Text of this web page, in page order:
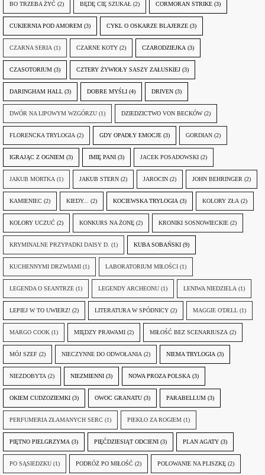
BO TRZEBA ŻYĆ (2) BĘDĘ CIĘ SZUKAŁ (2) CORMORAN STRIKE (3)
CUKIERNIA POD AMOREM (3) CYKL O OSKARZE BLAJERZE (3)
CZARNA SERIA (1) CZARNE KOTY (2) CZARODZIEJKA (3)
CZASOTORIUM (3) CZTERY ŻYWIOŁY SASZY ZAŁUSKIEJ (3)
DARINGHAM HALL (3) DOBRE MYŚLI (4) DRIVEN (3)
DWÓR NA LIPOWYM WZGÓRZU (1) DZIEDZICTWO VON BECKÓW (2)
FLORENCKA TRYLOGIA (2) GDY OPADŁY EMOCJE (3) GORDIAN (2)
IGRAJĄC Z OGNIEM (3) IMIĘ PANI (3) JACEK POSADOWSKI (2)
JAKUB MORTKA (1) JAKUB STERN (2) JAROCIN (2) JOHN BEHRINGER (2)
KAMIENIEC (2) KIEDY... (2) KOCIEWSKA TRYLOGIA (3) KOLORY ZŁA (2)
KOLORY UCZUĆ (2) KONKURS NA ŻONĘ (2) KRONIKI SOSNOWIECKIE (2)
KRYMINALNE PRZYPADKI DAISY D. (1) KUBA SOBAŃSKI (9)
KUCHENNYMI DRZWIAMI (1) LABORATORIUM MIŁOŚCI (1)
LEGENDA O SEANTRZE (1) LEGENDY ARCHEONU (1) LENIWA NIEDZIELA (1)
LEPIEJ W TO UWIERZ! (2) LITERATURA W SPÓDNICY (2) MAGGIE O'DELL (1)
MARGO COOK (1) MIĘDZY PRAWAMI (2) MIŁOŚĆ BEZ SCENARIUSZA (2)
MÓJ SZEF (2) NIECZYNNE DO ODWOŁANIA (2) NIEMA TRYLOGIA (3)
NIEZDOBYTA (2) NIEZMIENNI (3) NOWA PROZA POLSKA (3)
OKIEM CUDZOZIEMKI (3) OWOC GRANATU (3) PARABELLUM (3)
PERFUMERIA ZŁAMANYCH SERC (1) PIEKŁO ZA ROGIEM (1)
PIĘTNO PIELGRZYMA (3) PIĘĆDZIESIĄT ODCIENI (3) PLAN AGATY (3)
PO SĄSIEDZKU (1) PODRÓŻ PO MIŁOŚĆ (2) POLOWANIE NA PLISZKĘ (2)